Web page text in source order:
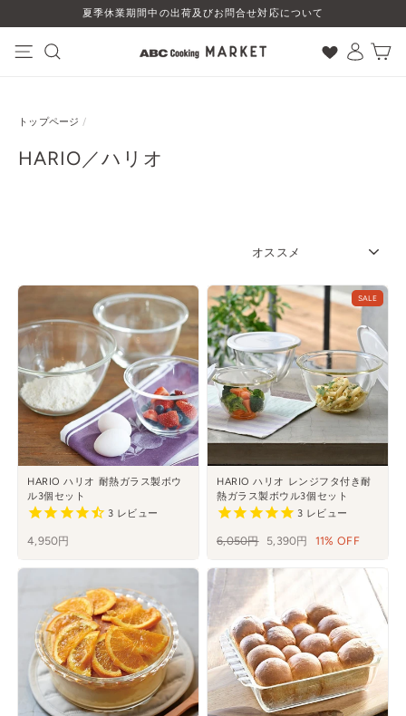
ン
夏季休業期間中の出荷及びお問合せ対応について
トップページ /
HARIO／ハリオ
HARIO ハリオ 耐熱ガラス製ボウ
ル3個セット
3 レビュー
4,950円
SALE
HARIO ハリオ レンジフタ付き耐
熱ガラス製ボウル3個セット
3 レビュー
通
6,050円
セ
ル
5,390円 11% OFF